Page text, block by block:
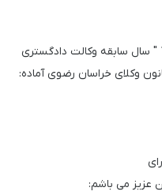
احتراما اینجانب الهام دامغانی ثانی با " 17 " سال سابقه وکالت دادگستری
عزیز می باشم: